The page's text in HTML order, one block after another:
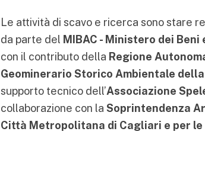
Le attività di scavo e ricerca sono stare
da parte del MIBAC - Ministero dei
con il contributo della Regione
Geominerario Storico Ambientale
supporto tecnico dell’Associazione
collaborazione con la Soprintendenza
Città Metropolitana di Cagliari e per